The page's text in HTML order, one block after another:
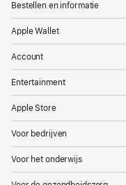
Bestellen en informatie
Apple Wallet
Account
Entertainment
Apple Store
Voor bedrijven
Voor het onderwijs